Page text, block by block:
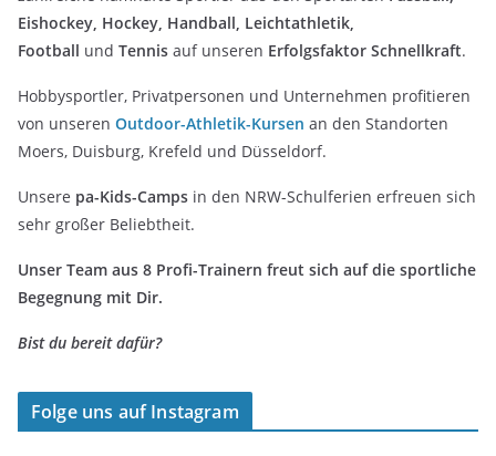
Eishockey, Hockey, Handball, Leichtathletik,
Football und Tennis auf unseren Erfolgsfaktor Schnellkraft.
Hobbysportler, Privatpersonen und Unternehmen profitieren
von unseren Outdoor-Athletik-Kursen an den Standorten
Moers, Duisburg, Krefeld und Düsseldorf.
Unsere pa-Kids-Camps in den NRW-Schulferien erfreuen sich
sehr großer Beliebtheit.
Unser Team aus 8 Profi-Trainern freut sich auf die sportliche
Begegnung mit Dir.
Bist du bereit dafür?
Folge uns auf Instagram